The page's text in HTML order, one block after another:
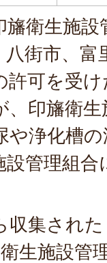
旛衛生施
八街市、
許可を受
印旛衛
や浄化槽
管理組
収集され
生施設管